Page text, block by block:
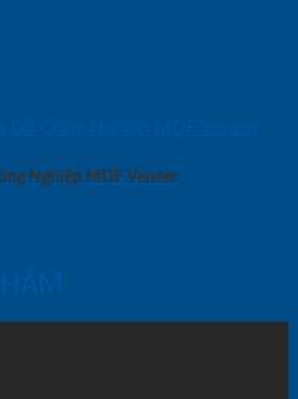
Nghiệp MDF Veneer